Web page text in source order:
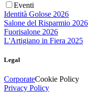
Eventi
Identità Golose 2026
Salone del Risparmio 2026
Fuorisalone 2026
L'Artigiano in Fiera 2025
Legal
CorporateCookie Policy
Privacy Policy